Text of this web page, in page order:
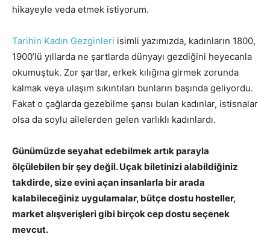
hikayeyle veda etmek istiyorum.
Tarihin Kadın Gezginleri isimli yazımızda, kadınların 1800,
1900’lü yıllarda ne şartlarda dünyayı gezdiğini heyecanla
okumuştuk. Zor şartlar, erkek kılığına girmek zorunda
kalmak veya ulaşım sıkıntıları bunların başında geliyordu.
Fakat o çağlarda gezebilme şansı bulan kadınlar, istisnalar
olsa da soylu ailelerden gelen varlıklı kadınlardı.
Günümüzde seyahat edebilmek artık parayla
ölçülebilen bir şey değil. Uçak biletinizi alabildiğiniz
takdirde, size evini açan insanlarla bir arada
kalabileceğiniz uygulamalar, bütçe dostu hosteller,
market alışverişleri gibi birçok cep dostu seçenek
mevcut.